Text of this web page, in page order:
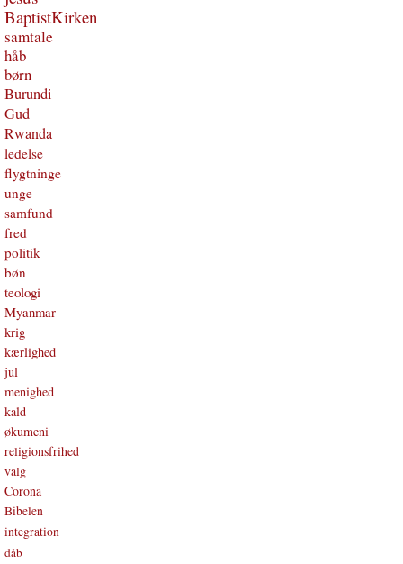
BaptistKirken
samtale
håb
børn
Burundi
Gud
Rwanda
ledelse
flygtninge
unge
samfund
fred
politik
bøn
teologi
Myanmar
krig
kærlighed
jul
menighed
kald
økumeni
religionsfrihed
valg
Corona
Bibelen
integration
dåb